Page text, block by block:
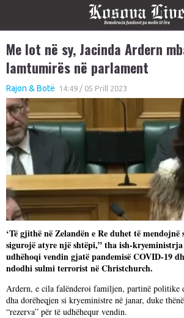
Me lot në sy, Jacinda Ardern
lamtumirës në parlament
Rajon & Botë 14:49 / 05 Prill 2023
‘Të gjithë në Zelandën e Re duhet të
sigurojë atyre një shtëpi,” tha ish-
udhëhoqi vendin gjatë pandemisë COVID-19
ndodhi sulmi terrorist në Christchurch.
Ardern, e cila falënderoi familjen, partinë politike
dha dorëheqjen si kryeministre në janar, duke
“rezerva” për të udhëhequr vendin.